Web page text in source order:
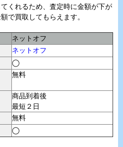
くれるため、査定時に金額が下が
で買取してもらえます。
ネットオフ
ネットオフ
◯
無料
商品到着後
最短２日
無料
◯